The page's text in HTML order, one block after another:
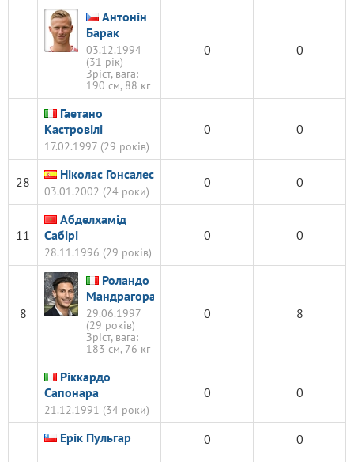
Антонін
Барак
03.12.1994
(31 рік)
Зріст, вага:
190 см, 88 кг
0 0
Гаетано
Кастровілі
17.02.1997 (29 років)
0 0
28 Ніколас Гонсалес
03.01.2002 (24 роки)
0 0
11
Абделхамід
Сабірі
28.11.1996 (29 років)
0 0
8
Роландо
Мандрагора
29.06.1997
(29 років)
Зріст, вага:
183 см, 76 кг
0 8
Ріккардо
Сапонара
21.12.1991 (34 роки)
0 0
Ерік Пульгар 0 0